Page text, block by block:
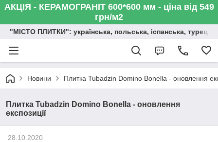
АКЦІЯ - КЕРАМОГРАНІТ 600*600 мм - ціна від 549
грн/м2
"МІСТО ПЛИТКИ": українська, польська, іспанська,
Новини Плитка Tubadzin Domino Bonella - оновлення
Плитка Tubadzin Domino Bonella - оновлення
експозиції
28.10.2020